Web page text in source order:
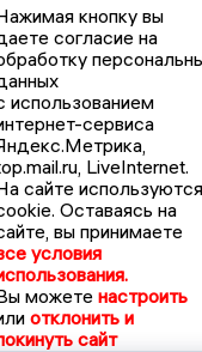
кнопку вы
согласие на
использованием
сервиса
LiveInternet.
сайте используются
Оставаясь на
вы принимаете
условия
можете настроить
отклонить и
сайт